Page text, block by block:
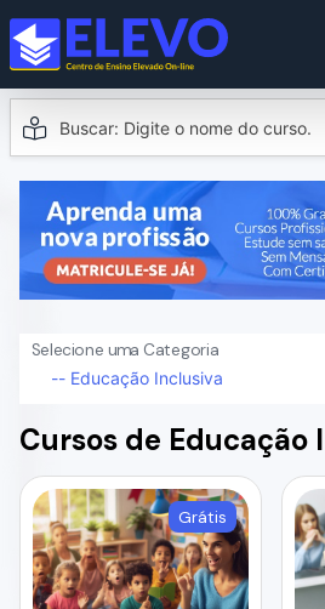
Selecione uma Categoria
Cursos de Educação
Grátis